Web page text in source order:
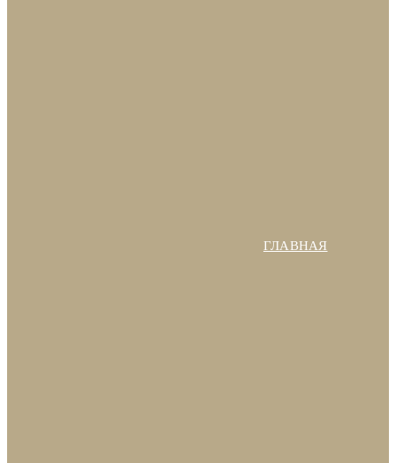
ГЛАВНАЯ